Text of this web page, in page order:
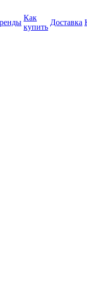
Как
купить
Доставка